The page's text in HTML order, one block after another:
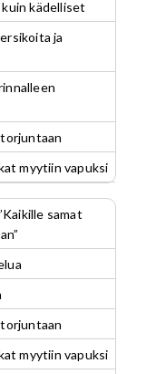
kädelliset
ja
myytiin vapuksi
samat
myytiin vapuksi